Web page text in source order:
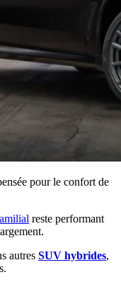
pour le confort de
reste performant
autres SUV hybrides,